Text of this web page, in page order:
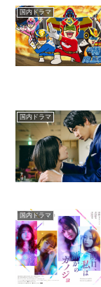
国内ドラマ
国内ドラマ
国内ドラマ